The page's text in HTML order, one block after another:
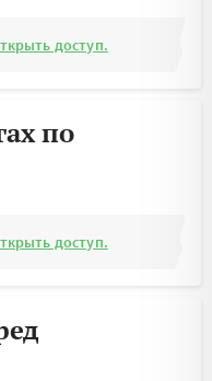
доступ.
по
доступ.